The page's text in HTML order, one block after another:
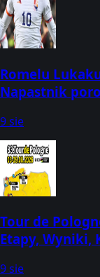
Romelu
Napastnik
9 sie
Tour de
Etapy, Wyniki,
9 sie